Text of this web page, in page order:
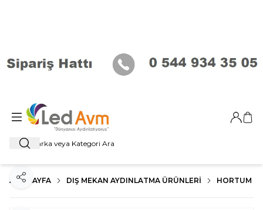
Ara
Giriş
ANA SAYFA DIŞ MEKAN AYDINLATMA ÜRÜNLERI HORTUM
Paylaş